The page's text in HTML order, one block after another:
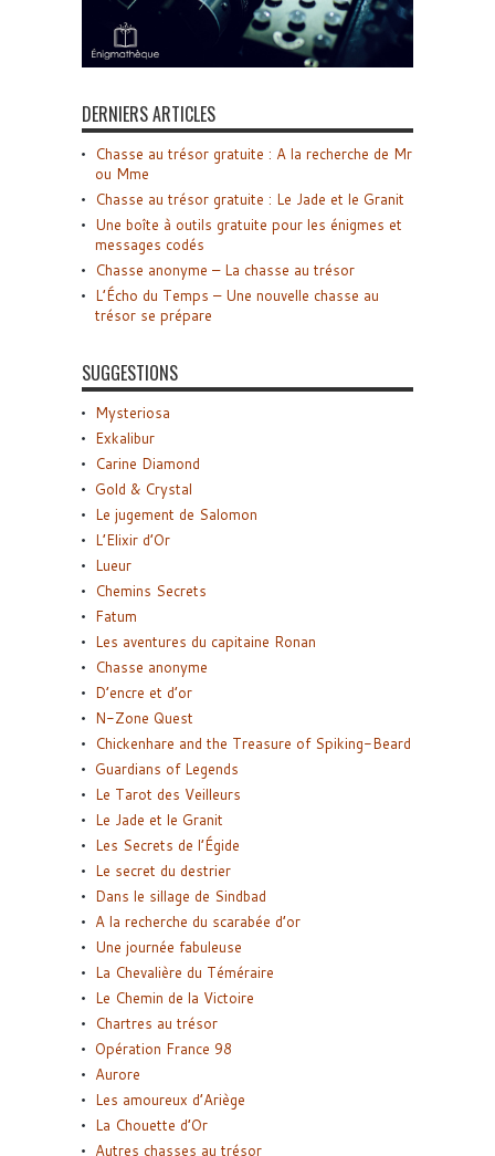
DERNIERS ARTICLES
Chasse au trésor gratuite : A la recherche de Mr
ou Mme
Chasse au trésor gratuite : Le Jade et le Granit
Une boîte à outils gratuite pour les énigmes et
messages codés
Chasse anonyme – La chasse au trésor
L’Écho du Temps – Une nouvelle chasse au
trésor se prépare
SUGGESTIONS
Mysteriosa
Exkalibur
Carine Diamond
Gold & Crystal
Le jugement de Salomon
L’Elixir d’Or
Lueur
Chemins Secrets
Fatum
Les aventures du capitaine Ronan
Chasse anonyme
D’encre et d’or
N-Zone Quest
Chickenhare and the Treasure of Spiking-Beard
Guardians of Legends
Le Tarot des Veilleurs
Le Jade et le Granit
Les Secrets de l’Égide
Le secret du destrier
Dans le sillage de Sindbad
A la recherche du scarabée d’or
Une journée fabuleuse
La Chevalière du Téméraire
Le Chemin de la Victoire
Chartres au trésor
Opération France 98
Aurore
Les amoureux d’Ariège
La Chouette d’Or
Autres chasses au trésor